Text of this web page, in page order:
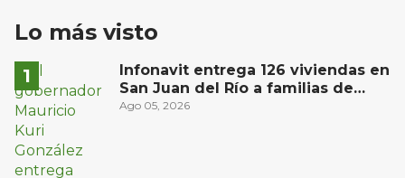
Lo más visto
Infonavit entrega 126 viviendas en
San Juan del Río a familias de
bajos ingresos
Ago 05, 2026